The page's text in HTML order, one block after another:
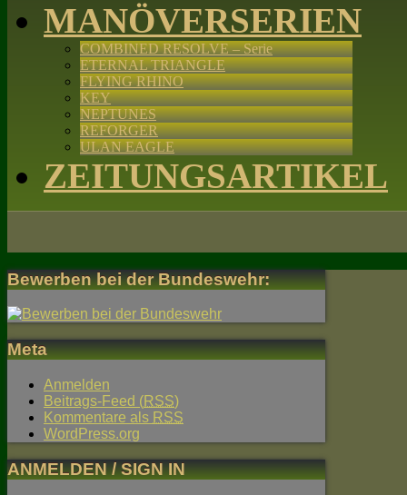
MANÖVERSERIEN
COMBINED RESOLVE – Serie
ETERNAL TRIANGLE
FLYING RHINO
KEY
NEPTUNES
REFORGER
ULAN EAGLE
ZEITUNGSARTIKEL
Bewerben bei der Bundeswehr:
Meta
Anmelden
Beitrags-Feed (RSS)
Kommentare als RSS
WordPress.org
ANMELDEN / SIGN IN